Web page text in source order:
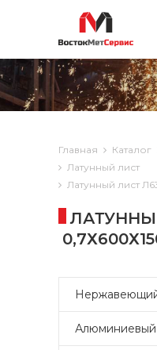
Главная Каталог
Латунный лист
Латунный лист
Алюминиевый